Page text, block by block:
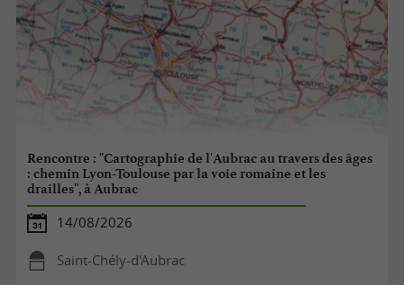
Rencontre : "Cartographie de l'Aubrac au travers des âges
: chemin Lyon-Toulouse par la voie romaine et les
drailles", à Aubrac
14/08/2026
Saint-Chély-d'Aubrac